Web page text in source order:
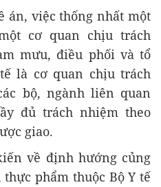
án, việc thống nhất một
cơ quan chịu trách
mưu, điều phối và tổ
là cơ quan chịu trách
bộ, ngành liên quan
đủ trách nhiệm theo
giao.
về định hướng củng
phẩm thuộc Bộ Y tế